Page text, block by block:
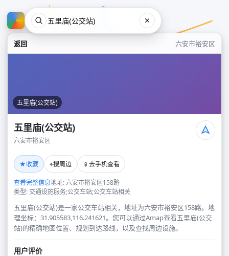
返回 六安市裕安区
五里庙(公交站)
五里庙(公交站)
六安市裕安区
★收藏 ⌖搜周边 📱 去手机查看
查看完整信息地址: 六安市裕安区158路
类型: 交通设施服务;公交车站;公交车站相关
五里庙(公交站)是一家公交车站相关，地址为六安市裕安区158路。地
理坐标：31.905583,116.241621。您可以通过Amap查看五里庙(公交
站)的精确地图位置、规划到达路线，以及查找周边设施。
用户评价